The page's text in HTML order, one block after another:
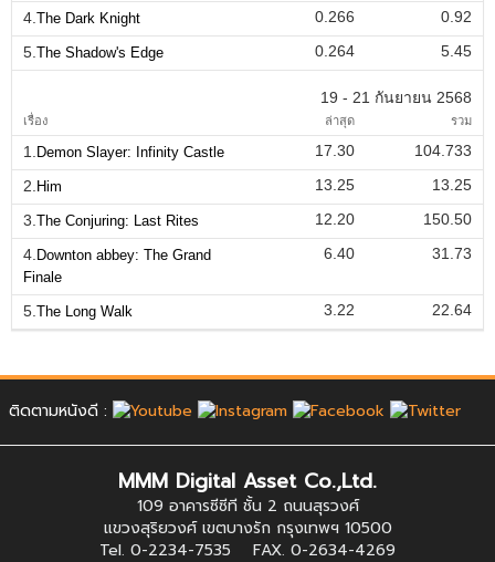
4. The Dark Knight 0.266
0.92
5. The Shadow's Edge 0.264 5.45
19 - 21 กันยายน 2568
เรื่อง ล่าสุด รวม
1. Demon Slayer: Infinity Castle 17.30
104.733
2. Him 13.25
13.25
3. The Conjuring: Last Rites 12.20
150.50
4. Downton abbey: The Grand
Finale
6.40 31.73
5. The Long Walk 3.22 22.64
ติดตามหนังดี :
MMM Digital Asset Co.,Ltd.
109 อาคารซีซีที ชั้น 2 ถนนสุรวงศ์
แขวงสุริยวงศ์ เขตบางรัก กรุงเทพฯ 10500
Tel. 0-2234-7535 FAX. 0-2634-4269